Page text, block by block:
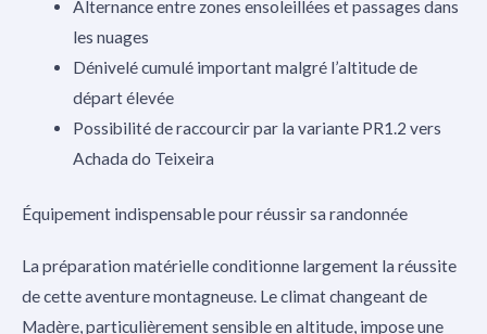
Alternance entre zones ensoleillées et passages dans
les nuages
Dénivelé cumulé important malgré l’altitude de
départ élevée
Possibilité de raccourcir par la variante PR1.2 vers
Achada do Teixeira
Équipement indispensable pour réussir sa randonnée
La préparation matérielle conditionne largement la réussite
de cette aventure montagneuse. Le climat changeant de
Madère, particulièrement sensible en altitude, impose une